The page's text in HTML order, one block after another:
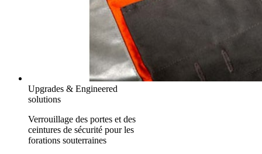
Upgrades & Engineered
solutions
Verrouillage des portes et des
ceintures de sécurité pour les
forations souterraines